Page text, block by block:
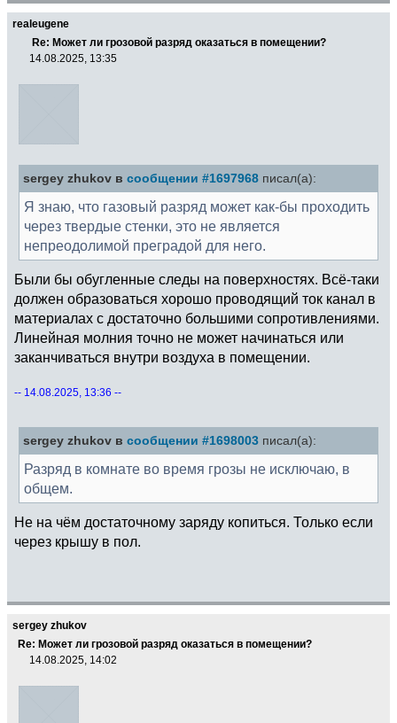
realeugene
Re: Может ли грозовой разряд оказаться в помещении?
14.08.2025, 13:35
sergey zhukov в сообщении #1697968 писал(а):
Я знаю, что газовый разряд может как-бы проходить
через твердые стенки, это не является
непреодолимой преградой для него.
Были бы обугленные следы на поверхностях. Всё-таки
должен образоваться хорошо проводящий ток канал в
материалах с достаточно большими сопротивлениями.
Линейная молния точно не может начинаться или
заканчиваться внутри воздуха в помещении.
-- 14.08.2025, 13:36 --
sergey zhukov в сообщении #1698003 писал(а):
Разряд в комнате во время грозы не исключаю, в
общем.
Не на чём достаточному заряду копиться. Только если
через крышу в пол.
sergey zhukov
Re: Может ли грозовой разряд оказаться в помещении?
14.08.2025, 14:02